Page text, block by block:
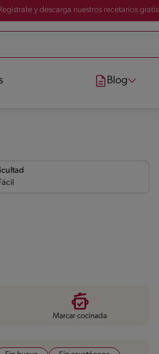
y descarga nuestros recetarios gratis
Blog
Marcar cocinada